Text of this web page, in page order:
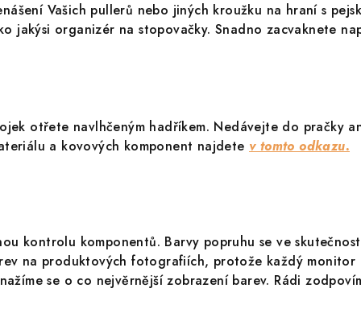
Vašich pullerů nebo jiných kroužku na hraní s
jakýsi organizér na stopovačky. Snadno zacvaknete
otřete navlhčeným hadříkem. Nedávejte do pračky
a kovových komponent najdete v tomto odkazu.
kontrolu komponentů. Barvy popruhu se ve
na produktových fotografiích, protože každý monitor
se o co nejvěrnější zobrazení barev. Rádi